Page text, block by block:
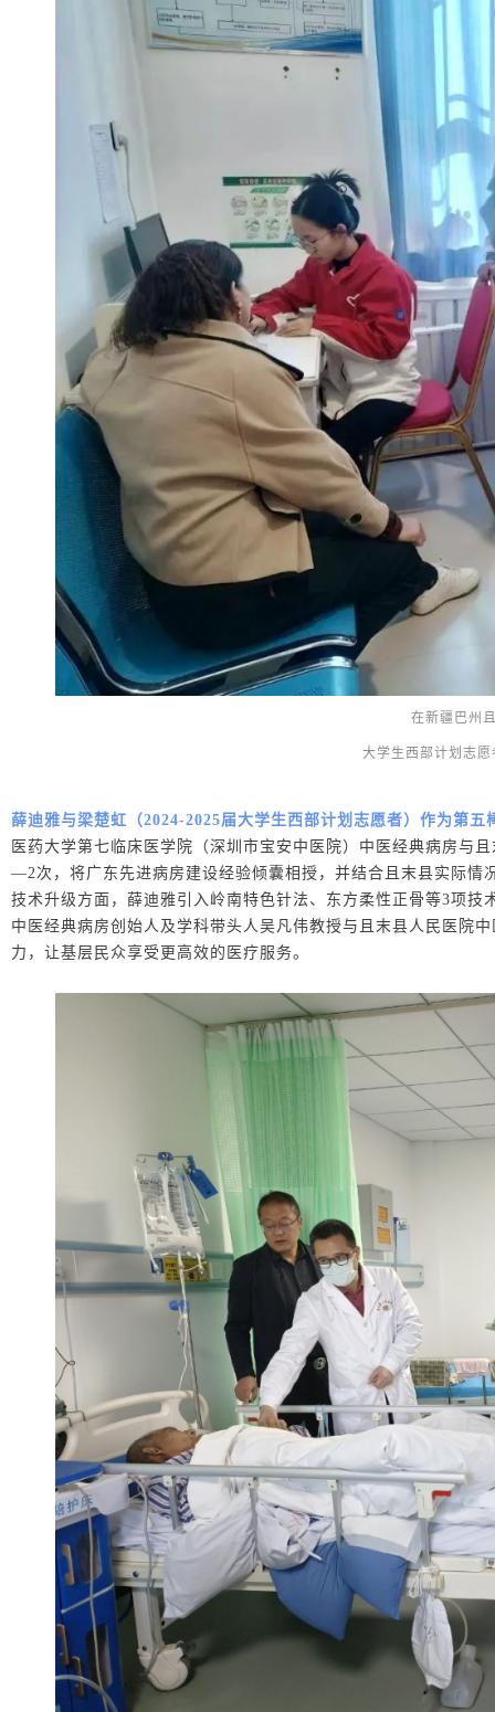
在新疆巴州
大学生西部计划志愿
薛迪雅与梁楚虹（2024-2025届大学生西部计划志愿者）作为第
医药大学第七临床医学院（深圳市宝安中医院）中医经典病房与
—2次，将广东先进病房建设经验倾囊相授，并结合且末县实 际情
技术升级方面 ，薛迪雅引入岭南特色针法、东方柔性正骨等3项
中医经典病房创始人及学科带头人吴凡伟教授与且末县人民医院
力，让基层民众享受更高效的医疗服务。